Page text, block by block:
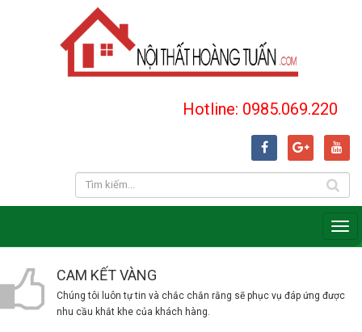
Hotline: 0985.069.220
CAM KẾT VÀNG
Chúng tôi luôn tự tin và chắc chắn rằng sẽ phục vụ đáp ứng được
nhu cầu khắt khe của khách hàng.